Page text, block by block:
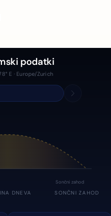
podatki
E · Europe/Zurich
Sončni zahod
DNEVA SONČNI ZAHOD